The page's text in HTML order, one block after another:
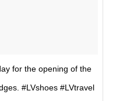
for the opening of the
#LVshoes #LVtravel